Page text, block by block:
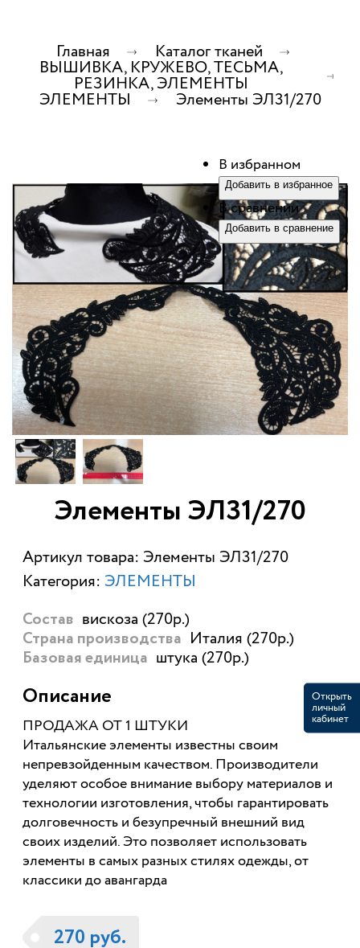
Главная Каталог тканей
ВЫШИВКА, КРУЖЕВО, ТЕСЬМА,
РЕЗИНКА, ЭЛЕМЕНТЫ
ЭЛЕМЕНТЫ Элементы ЭЛ31/270
Элементы ЭЛ31/270
Артикул товара: Элементы ЭЛ31/270
Категория: ЭЛЕМЕНТЫ
Состав вискоза (270р.)
Страна производства Италия (270р.)
Базовая единица штука (270р.)
Описание
ПРОДАЖА ОТ 1 ШТУКИ
Итальянские элементы известны своим
непревзойденным качеством. Производители
уделяют особое внимание выбору материалов и
технологии изготовления, чтобы гарантировать
долговечность и безупречный внешний вид
своих изделий. Это позволяет использовать
элементы в самых разных стилях одежды, от
классики до авангарда
270 руб.
В избранном
Добавить в избранное
В сравнении
Добавить в сравнение
Открыть
личный
кабинет